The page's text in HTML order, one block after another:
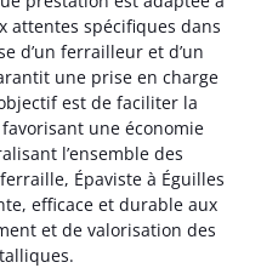
attentes spécifiques dans
d’un ferrailleur et d’un
une prise en charge
est de faciliter la
une économie
l’ensemble des
Épaviste à Éguilles
efficace et durable aux
et de valorisation des